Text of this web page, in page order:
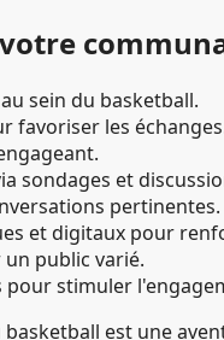
sein du basketball.
favoriser les
sondages et
pertinentes.
et digitaux pour
public varié.
stimuler
est une